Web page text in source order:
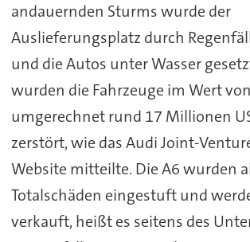
andauernden Sturms wurde der
Auslieferungsplatz durch
und die Autos unter Wasser
wurden die Fahrzeuge im Wert von
umgerechnet rund 17 Millionen
zerstört, wie das Audi Joint-
Website mitteilte. Die A6 wurden
Totalschäden eingestuft und
verkauft, heißt es seitens des